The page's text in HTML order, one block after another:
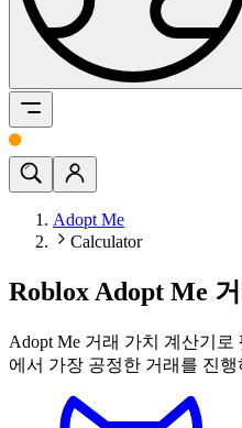
Adopt Me
Calculator
Roblox Adopt Me
Adopt Me 거래 가치 계산기
에서 가장 공정한 거래를 진행